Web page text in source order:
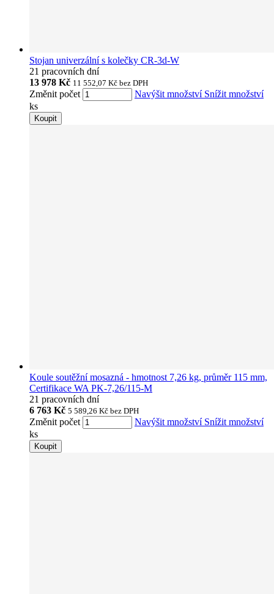
Stojan univerzální s kolečky CR-3d-W
21 pracovních dní
13 978 Kč 11 552,07 Kč bez DPH
Změnit počet Navýšit množství Snížit množství
ks
Koupit
Koule soutěžní mosazná - hmotnost 7,26 kg, průměr 115 mm,
Certifikace WA PK-7,26/115-M
21 pracovních dní
6 763 Kč 5 589,26 Kč bez DPH
Změnit počet Navýšit množství Snížit množství
ks
Koupit